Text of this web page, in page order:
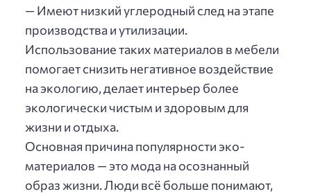
— Имеют низкий углеродный след на этапе
производства и утилизации.
Использование таких материалов в мебели
помогает снизить негативное воздействие
на экологию, делает интерьер более
экологически чистым и здоровым для
жизни и отдыха.
Основная причина популярности эко-
материалов — это мода на осознанный
образ жизни. Люди всё больше понимают,